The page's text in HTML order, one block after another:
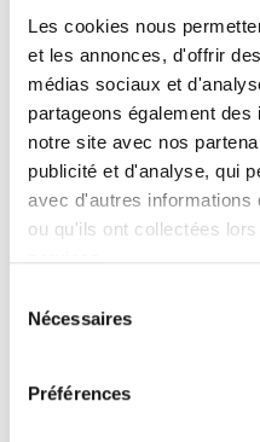
Les cookies nous
et les annonces, d'offrir
médias sociaux et
partageons également
notre site avec nos
publicité et d'analyse, qui
avec d'autres informations
ou qu'ils ont collectées
services.
Nécessaires
Préférences
Vos
Programmez où dormir,
dans chaque coin de
gardant un œil sur
Où dormir